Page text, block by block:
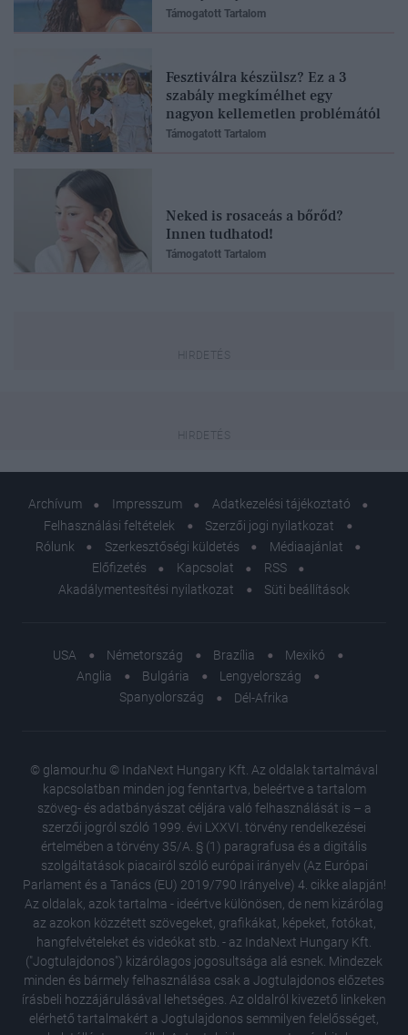
Támogatott Tartalom
Fesztiválra készülsz? Ez a 3
szabály megkímélhet egy
nagyon kellemetlen problémától
Támogatott Tartalom
Neked is rosaceás a bőrőd?
Innen tudhatod!
Támogatott Tartalom
Archívum Impresszum
Adatkezelési tájékoztató
Felhasználási feltételek
Szerzői jogi nyilatkozat
Rólunk
Szerkesztőségi küldetés
Médiaajánlat
Előfizetés
Kapcsolat
RSS
Akadálymentesítési nyilatkozat
Süti beállítások
USA Németország Brazília
Mexikó
Anglia
Bulgária
Lengyelország
Spanyolország
Dél-Afrika
© glamour.hu © IndaNext Hungary Kft. Az oldalak tartalmával
kapcsolatban minden jog fenntartva, beleértve a tartalom
szöveg- és adatbányászat céljára való felhasználását is – a
szerzői jogról szóló 1999. évi LXXVI. törvény rendelkezései
értelmében a törvény 35/A. § (1) paragrafusa és a digitális
szolgáltatások piacairól szóló európai irányelv (Az Európai
Parlament és a Tanács (EU) 2019/790 Irányelve) 4. cikke alapján!
Az oldalak, azok tartalma - ideértve különösen, de nem kizárólag
az azokon közzétett szövegeket, grafikákat, képeket, fotókat,
hangfelvételeket és videókat stb. - az IndaNext Hungary Kft.
("Jogtulajdonos") kizárólagos jogosultsága alá esnek. Mindezek
minden és bármely felhasználása csak a Jogtulajdonos előzetes
írásbeli hozzájárulásával lehetséges. Az oldalról kivezető linkeken
elérhető tartalmakért a Jogtulajdonos semmilyen felelősséget,